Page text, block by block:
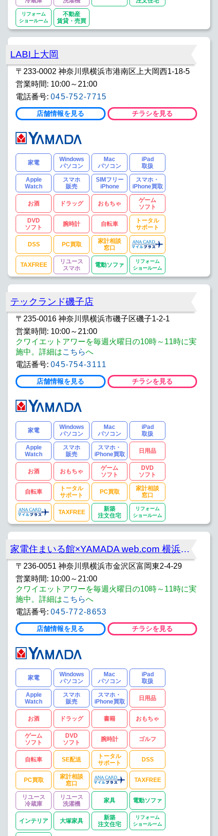
リフォーム
ショールーム
不動産
賃貸・売買
LABI上大岡
〒233-0002 神奈川県横浜市港南区上大岡西1-18-5
営業時間: 10:00～21:00
電話番号: 045-752-7715
店舗情報を見る チラシを見る
家電
Windows
パソコン
Mac
パソコン
iPad
取扱
Apple
Watch
スマホ
販売
SIMフリー
iPhone
スマホ・
iPhone買取
お酒 ドラッグ おもちゃ
ゲーム
ソフト
DVD
ソフト
腕時計 自転車
トータル
サポート
DSS PC買取
家計相談
窓口
TAXFREE
リユース
スマホ
電動ソファ
リフォーム
ショールーム
テックランド磯子店
〒235-0016 神奈川県横浜市磯子区磯子1-2-1
営業時間: 10:00～21:00
クワイエットアワーを毎週火曜日の10時～11時に実
施中。詳細はこちらへ
電話番号: 045-754-3111
店舗情報を見る チラシを見る
家電
Windows
パソコン
Mac
パソコン
iPad
取扱
Apple
Watch
スマホ
販売
スマホ・
iPhone買取
日用品
お酒 おもちゃ
ゲーム
ソフト
DVD
ソフト
自転車
トータル
サポート
PC買取
家計相談
窓口
TAXFREE
新築
注文住宅
リフォーム
ショールーム
家電住まいる館×YAMADA web.com 横浜金沢店
〒236-0051 神奈川県横浜市金沢区富岡東2-4-29
営業時間: 10:00～21:00
クワイエットアワーを毎週火曜日の10時～11時に実
施中。詳細はこちらへ
電話番号: 045-772-8653
店舗情報を見る チラシを見る
家電
Windows
パソコン
Mac
パソコン
iPad
取扱
Apple
Watch
スマホ
販売
スマホ・
iPhone買取
日用品
お酒 ドラッグ 書籍 おもちゃ
ゲーム
ソフト
DVD
ソフト
腕時計 ゴルフ
自転車 SE配送
トータル
サポート
DSS
PC買取
家計相談
窓口
TAXFREE
リユース
冷蔵庫
リユース
洗濯機
家具 電動ソファ
インテリア 大塚家具
新築
注文住宅
リフォーム
ショールーム